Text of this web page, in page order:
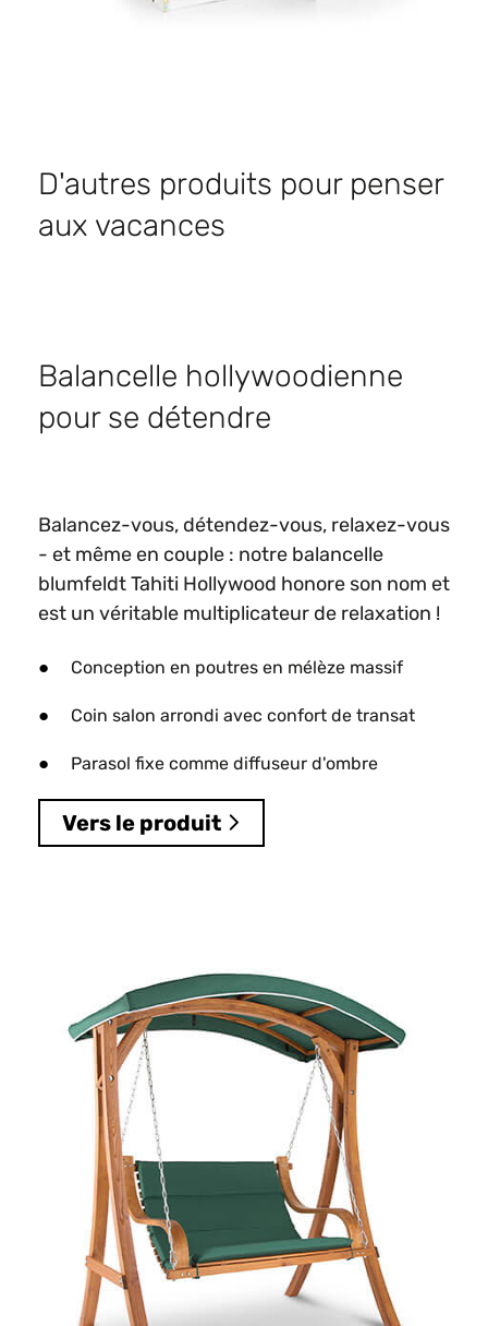
D'autres produits pour penser
aux vacances
Balancelle hollywoodienne
pour se détendre
Balancez-vous, détendez-vous, relaxez-vous
- et même en couple : notre balancelle
blumfeldt Tahiti Hollywood honore son nom et
est un véritable multiplicateur de relaxation !
Conception en poutres en mélèze massif
Coin salon arrondi avec confort de transat
Parasol fixe comme diffuseur d'ombre
Vers le produit